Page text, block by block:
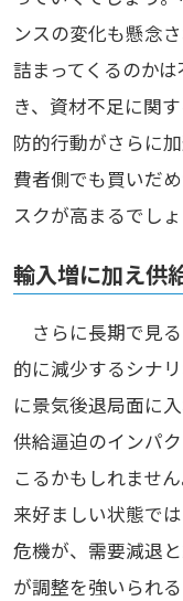
ンスの変化も懸念
詰まってくるのか
き、資材不足に関
防的行動がさらに加
費者側でも買いだ
スクが高まるでしょ
輸入増に加え供
さらに長期で見
的に減少するシナ
に景気後退局面に
供給逼迫のインパ
こるかもしれませ
来好ましい状態で
危機が、需要減退
が調整を強いられ